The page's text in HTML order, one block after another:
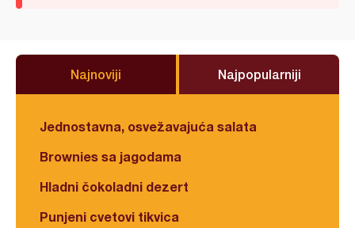
Najnoviji Najpopularniji
Jednostavna, osvežavajuća salata
Brownies sa jagodama
Hladni čokoladni dezert
Punjeni cvetovi tikvica